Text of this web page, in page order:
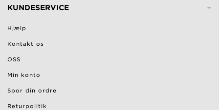
-
KUNDESERVICE
Hjælp
Kontakt os
OSS
Min konto
Spor din ordre
Returpolitik